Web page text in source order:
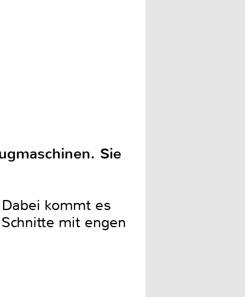
Sie
kommt es
mit engen